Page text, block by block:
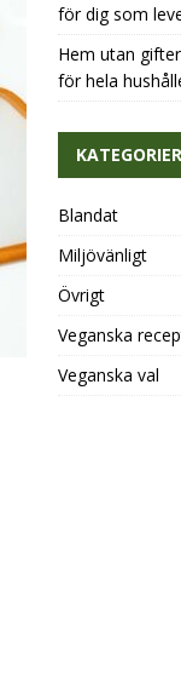
för dig som
Hem utan
för hela
KATEGORIER
Blandat
Miljövänligt
Övrigt
Veganska
Veganska val